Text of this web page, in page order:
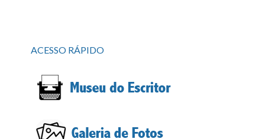
ACESSO RÁPIDO